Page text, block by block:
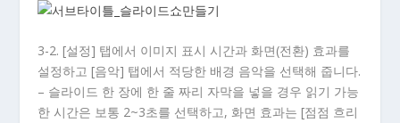
3-2. [설정] 탭에서 이미지 표시 시간과 화면(전환) 효과를
설정하고 [음악] 탭에서 적당한 배경 음악을 선택해 줍니다.
– 슬라이드 한 장에 한 줄 짜리 자막을 넣을 경우 읽기 가능
한 시간은 보통 2~3초를 선택하고, 화면 효과는 [점점 흐리